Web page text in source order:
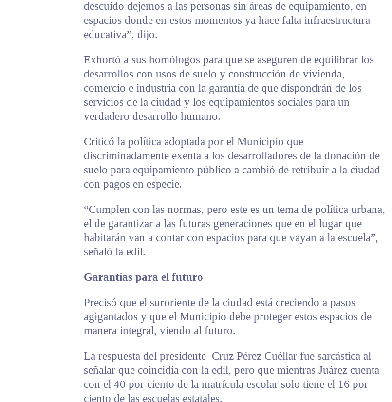
descuido dejemos a las personas sin áreas de equipamiento, en
espacios donde en estos momentos ya hace falta infraestructura
educativa”, dijo.
Exhortó a sus homólogos para que se aseguren de equilibrar los
desarrollos con usos de suelo y construcción de vivienda,
comercio e industria con la garantía de que dispondrán de los
servicios de la ciudad y los equipamientos sociales para un
verdadero desarrollo humano.
Criticó la política adoptada por el Municipio que
discriminadamente exenta a los desarrolladores de la donación de
suelo para equipamiento público a cambió de retribuir a la ciudad
con pagos en especie.
“Cumplen con las normas, pero este es un tema de política urbana,
el de garantizar a las futuras generaciones que en el lugar que
habitarán van a contar con espacios para que vayan a la escuela”,
señaló la edil.
Garantías para el futuro
Precisó que el suroriente de la ciudad está creciendo a pasos
agigantados y que el Municipio debe proteger estos espacios de
manera integral, viendo al futuro.
La respuesta del presidente Cruz Pérez Cuéllar fue sarcástica al
señalar que coincidía con la edil, pero que mientras Juárez cuenta
con el 40 por ciento de la matrícula escolar solo tiene el 16 por
ciento de las escuelas estatales.